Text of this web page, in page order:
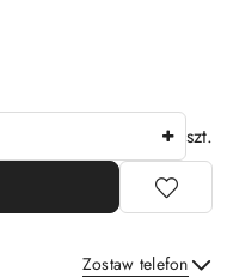
szt.
Zostaw telefon